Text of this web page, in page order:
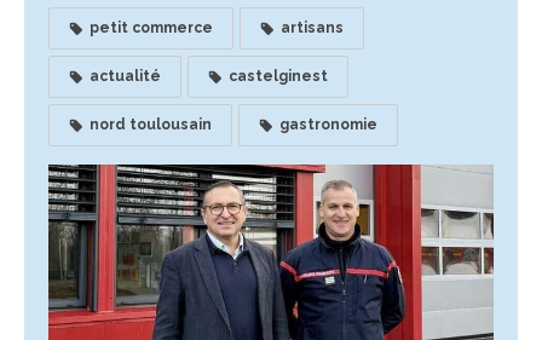
petit commerce artisans
actualité castelginest
nord toulousain gastronomie